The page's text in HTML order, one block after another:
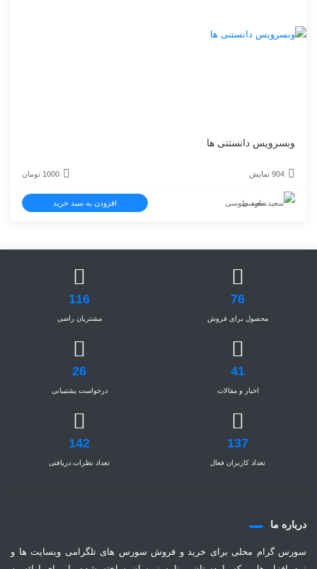
وبسرویس دانستنی ها
904 نمایش 1000 تومان
سعید طوسی افزودن به سبد خرید
76
محصول برای فروش
116
مشتریان راضی
41
اخبار و مقالات
26
درخواست پشتیبانی
137
تعداد کاربران فعال
142
تعداد نظرات دریافتی
درباره ما
سورس گرام محلی برای خرید و فروش سورس های تلگرامی وبسایت ها و